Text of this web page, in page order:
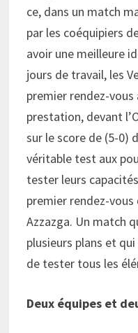
ce, dans un match
par les coéquipiers
avoir une meilleure
jours de travail, les
premier rendez-
prestation, devant
sur le score de (5-0)
véritable test aux
tester leurs
premier rendez-vous
Azzazga. Un match
plusieurs plans et
de tester tous les
Deux équipes et